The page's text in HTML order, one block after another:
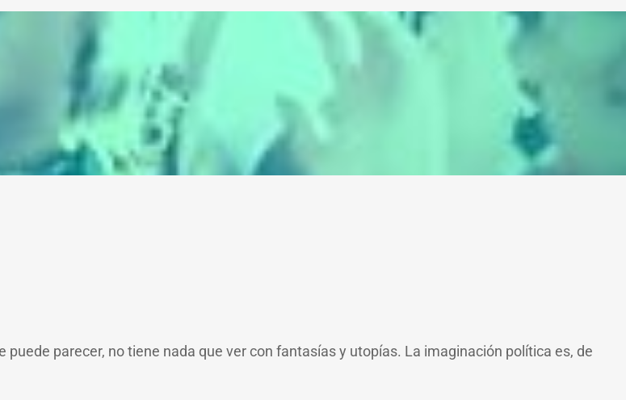
parecer, no tiene nada que ver con fantasías y utopías. La imaginación política es, de